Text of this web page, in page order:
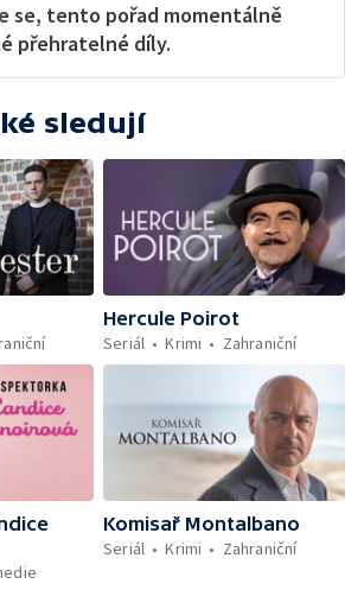
se, tento pořad momentálně
přehratelné díly.
sledují
Hercule Poirot
Seriál
Krimi Zahraniční
Komisař Montalbano
Seriál
Krimi Zahraniční